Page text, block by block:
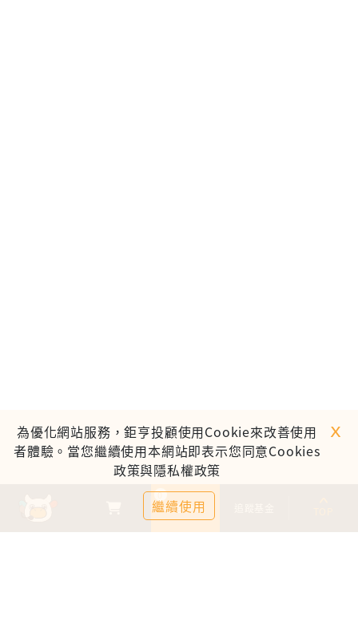
基金比較
0
為優化網站服務，鉅亨投顧使用Cookie來改善使用
者體驗。當您繼續使用本網站即表示您同意Cookies
政策與隱私權政策
繼續使用
ｘ